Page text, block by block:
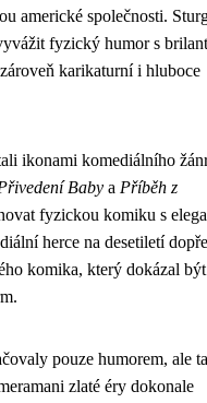
americké společnosti.
fyzický humor s
karikaturní i hluboce
ikonami komediálního
Baby a Příběh z
fyzickou komiku s
herce na desetiletí
komika, který dokázal být
pouze humorem, ale
zlaté éry dokonale